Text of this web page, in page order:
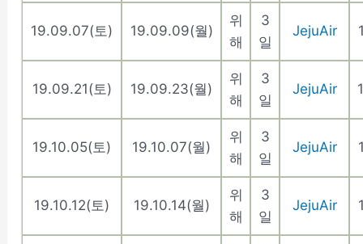
19.09.07(토) 19.09.09(월)
위
해
3
일
JejuAir
19.09.21(토) 19.09.23(월)
위
해
3
일
JejuAir
19.10.05(토) 19.10.07(월)
위
해
3
일
JejuAir
19.10.12(토) 19.10.14(월)
위
해
3
일
JejuAir